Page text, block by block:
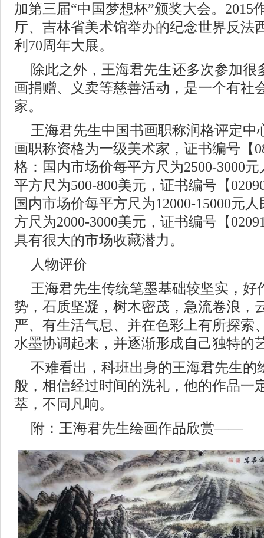
加第三届“中国梦想杯”颁奖大会。2015
厅、吉林省美术馆举办的纪念世界反法
利70周年大展。
除此之外，王海君先生还多次参加很
画捐赠、义卖等慈善活动，是一个有社
家。
王海君先生中国书画职称润格评定中
画职称资格为一级美术家，证书编号【
格：国内市场价每平方尺为2500-3000
平方尺为500-800美元，证书编号【
国内市场价每平方尺为12000-15000元
方尺为2000-3000美元，证书编号【
具有很大的市场收藏潜力。
人物评价
王海君先生传统笔墨基础较坚实，好
势，石质坚凝，树木密茂，急流卷浪，
严、有生活气息、并在色彩上有所探索
水墨协调起来，并逐渐形成自己独特的
不难看出，科班出身的王海君先生的
般，相信经过时间的洗礼，他的作品一
萃，不同凡响。
附：王海君先生绘画作品欣赏——